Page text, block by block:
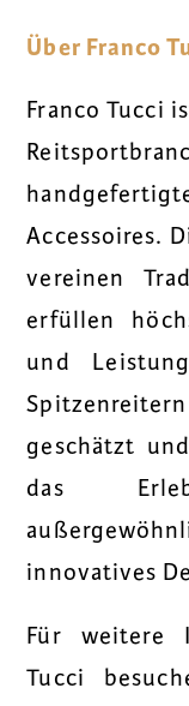
Über Franco
Franco Tucci
Accessoires.
vereinen
erfüllen
und
geschätzt
das
innovatives
Für weitere
Tucci